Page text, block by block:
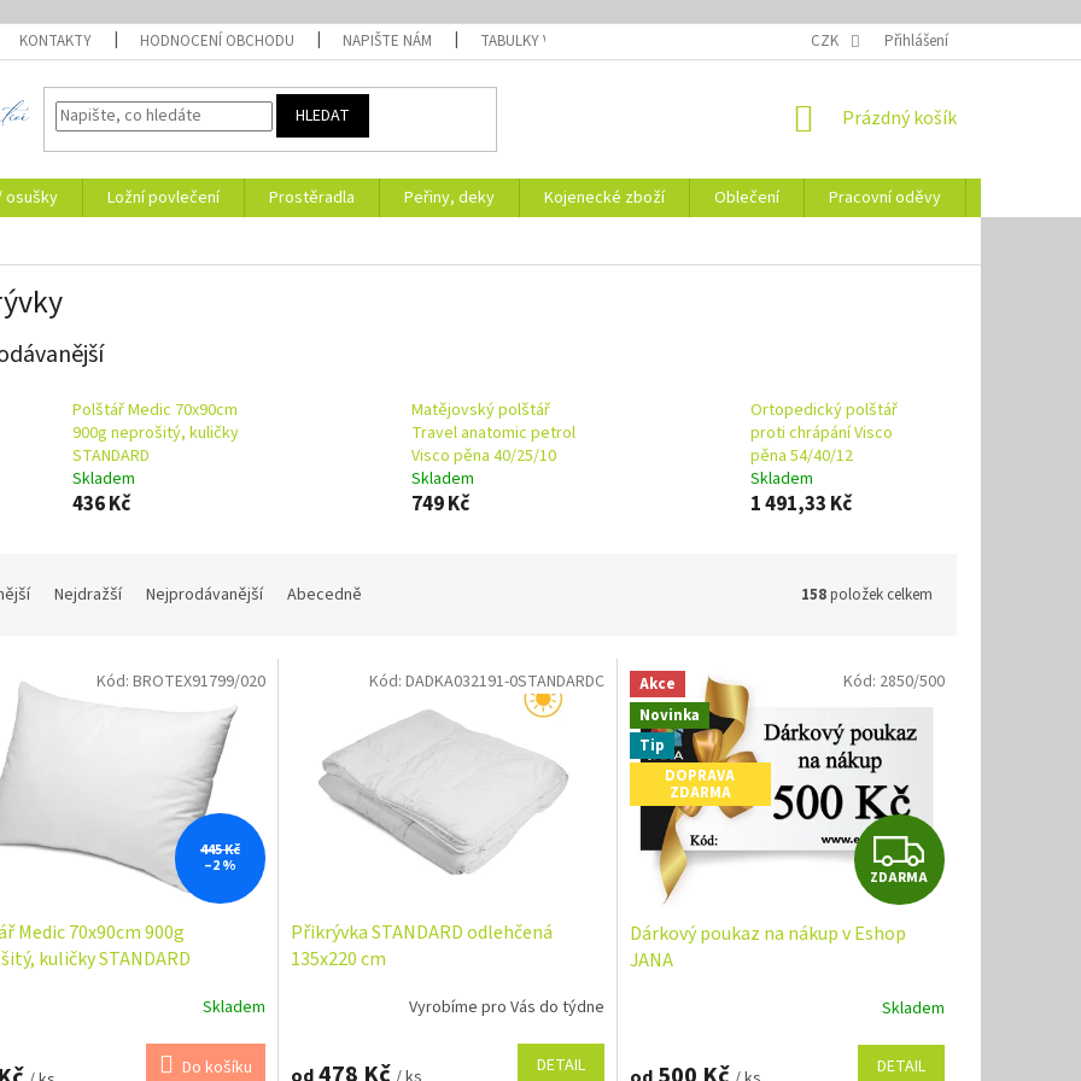
KONTAKTY HODNOCENÍ OBCHODU NAPIŠTE NÁM TABULKY VELIKOSTÍ NÁVODY NA ÚDRŽBU
CZK Přihlášení
HLEDAT
NÁKUPNÍ
Prázdný košík
osušky Ložní povlečení Prostěradla Peřiny, deky Kojenecké zboží Oblečení Pracovní oděvy
Polštář Medic 70x90cm
900g neprošitý, kuličky
STANDARD
Skladem
436 Kč
Matějovský polštář
Travel anatomic petrol
Visco pěna 40/25/10
Skladem
749 Kč
Ortopedický polštář
proti chrápání Visco
pěna 54/40/12
Skladem
1 491,33 Kč
Nejdražší Nejprodávanější Abecedně 158položek celkem
445 Kč
–2 %
Medic 70x90cm 900g
kuličky STANDARD
Skladem
Do košíku
Kód: BROTEX91799/020
Přikrývka STANDARD odlehčená
135x220 cm
Vyrobíme pro Vás do týdne
DETAIL
Kód: DADKA032191-0STANDARDC
Akce
Novinka
Tip
DOPRAVA
ZDARMA
Z
D
R
M
ZDARMA
Dárkový poukaz na nákup v Eshop
JANA
Skladem
DETAIL
Kód: 2850/500